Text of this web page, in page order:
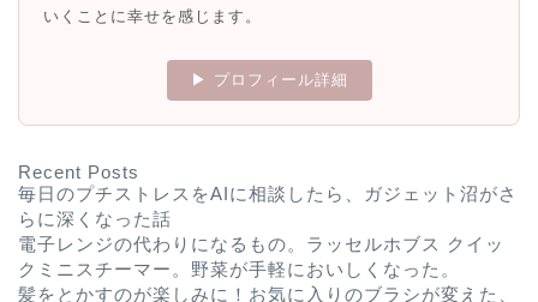
いくことに幸せを感じます。
▶ プロフィール詳細
Recent Posts
毎日のプチストレスをAIに相談したら、ガジェット沼がさ
らに深くなった話
電子レンジの代わりになるもの。ラッセルホブス クイッ
クミニスチーマー。野菜が手軽においしくなった。
髪をとかすのが楽しみに！お気に入りのブラシが変えた、